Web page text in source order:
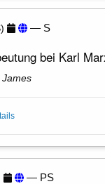
— S
bei Karl
— PS